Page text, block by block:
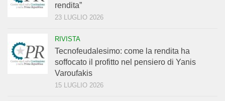
rendita”
23 LUGLIO 2026
RIVISTA
Tecnofeudalesimo: come la rendita ha
soffocato il profitto nel pensiero di Yanis
Varoufakis
15 LUGLIO 2026